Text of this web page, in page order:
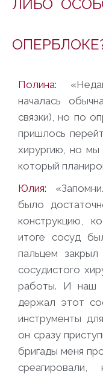
ЛИБО
Полина:
началась
связки), но по
пришлось
хирургию, но мы
который
Юлия:
было
конструкцию,
итоге сосуд
пальцем
сосудистого
работы. И наш
держал этот
инструменты
он сразу
бригады меня